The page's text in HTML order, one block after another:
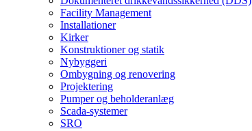
Facility Management
Installationer
Kirker
Konstruktioner og statik
Nybyggeri
Ombygning og renovering
Projektering
Pumper og beholderanlæg
Scada-systemer
SRO